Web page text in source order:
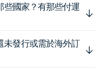
些國家？有那些付運
未發行或需於海外訂